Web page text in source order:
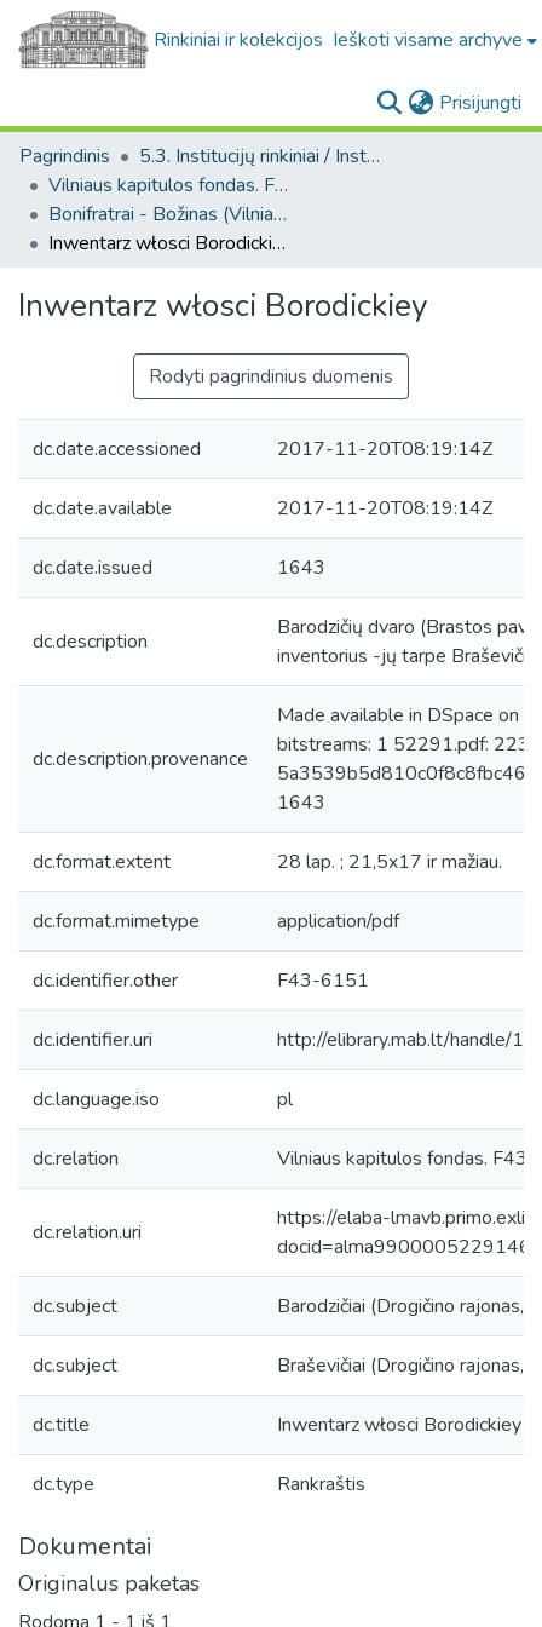
Rinkiniai ir kolekcijos Ieškoti visame archyve
Prisijungti
Pagrindinis
5.3. Institucijų rinkiniai / Institutional collections
Vilniaus kapitulos fondas. F43
Bonifratrai - Božinas (Vilniaus kapitulos fondas. F43. Bažnytinės valdos)
Inwentarz włosci Borodickiey
Inwentarz włosci Borodickiey
Rodyti pagrindinius duomenis
dc.date.accessioned 2017-11-20T08:19:14Z
dc.date.available 2017-11-20T08:19:14Z
dc.date.issued 1643
dc.description
Barodzičių dvaro (Brastos
inventorius -jų tarpe Braševičių
dc.description.provenance
Made available in DSpace on
bitstreams: 1 52291.pdf:
1643
dc.format.extent 28 lap. ; 21,5x17 ir mažiau.
dc.format.mimetype application/pdf
dc.identifier.other F43-6151
dc.identifier.uri http://elibrary.mab.lt/handle/1/
dc.language.iso pl
dc.relation Vilniaus kapitulos fondas. F43,
dc.relation.uri
https://elaba-
dc.subject Barodzičiai (Drogičino rajonas,
dc.subject Braševičiai (Drogičino rajonas,
dc.title Inwentarz włosci Borodickiey
dc.type Rankraštis
Dokumentai
Originalus paketas